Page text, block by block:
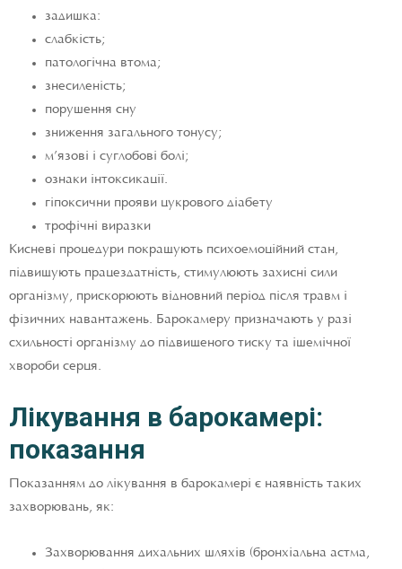
задишка:
слабкість;
патологічна втома;
знесиленість;
порушення сну
зниження загального тонусу;
м’язові і суглобові болі;
ознаки інтоксикації.
гіпоксични прояви цукрового діабету
трофічні виразки
Кисневі процедури покращують психоемоційний стан,
підвищують працездатність, стимулюють захисні сили
організму, прискорюють відновний період після травм і
фізичних навантажень. Барокамеру призначають у разі
схильності організму до підвищеного тиску та ішемічної
хвороби серця.
Лікування в барокамері:
показання
Показанням до лікування в барокамері є наявність таких
захворювань, як:
Захворювання дихальних шляхів (бронхіальна астма,